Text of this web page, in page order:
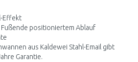
Effekt
Fußende positioniertem Ablauf
aus Kaldewei Stahl-Email gibt
Garantie.